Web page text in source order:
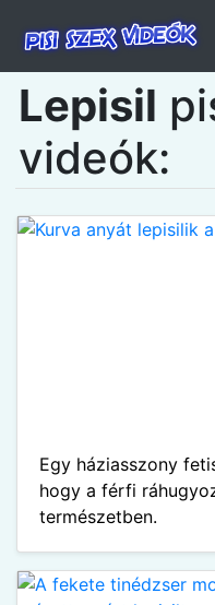
Lepisil
videók:
Egy háziasszony
hogy a férfi
természetben.